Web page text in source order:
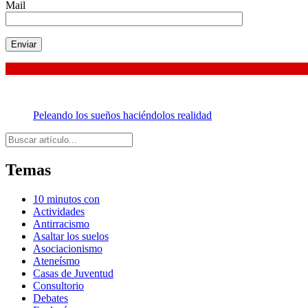
Mail
Peleando los sueños haciéndolos realidad
Buscar
Temas
10 minutos con
Actividades
Antirracismo
Asaltar los suelos
Asociacionismo
Ateneísmo
Casas de Juventud
Consultorio
Debates